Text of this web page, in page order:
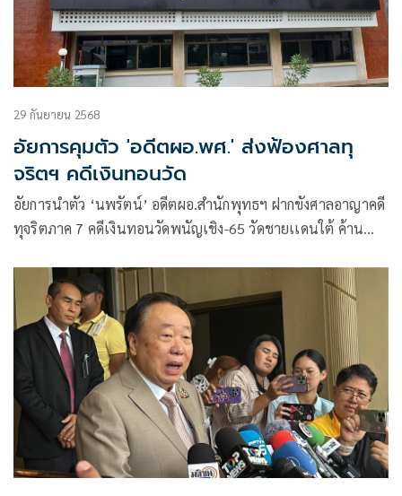
29 กันยายน 2568
อัยการคุมตัว 'อดีตผอ.พศ.' ส่งฟ้องศาลทุ
จริตฯ คดีเงินทอนวัด
อัยการนำตัว ‘นพรัตน์’ อดีตผอ.สำนักพุทธฯ ฝากขังศาลอาญาคดี
ทุจริตภาค 7 คดีเงินทอนวัดพนัญเชิง-65 วัดชายเเดนใต้ ค้าน